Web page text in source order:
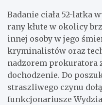
Badanie ciała 52-latka
rany kłute w okolicy
innej osoby w jego
kryminalistów oraz
nadzorem prokuratora
dochodzenie. Do
straszliwego czynu
funkcjonariusze